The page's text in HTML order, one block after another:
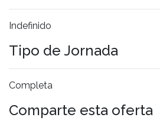
Indefinido
Tipo de Jornada
Completa
Comparte esta oferta